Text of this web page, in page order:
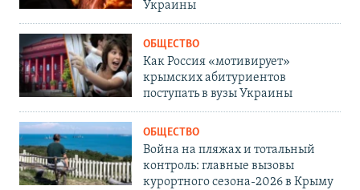
Украины
ОБЩЕСТВО
Как Россия «мотивирует»
крымских абитуриентов
поступать в вузы Украины
ОБЩЕСТВО
Война на пляжах и тотальный
контроль: главные вызовы
курортного сезона-2026 в Крыму